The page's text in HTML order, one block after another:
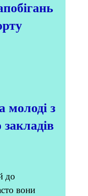
молоді з
до
вони